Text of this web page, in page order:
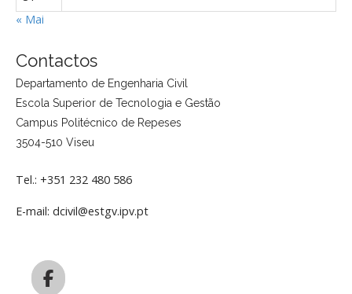
« Mai
Contactos
Departamento de Engenharia Civil
Escola Superior de Tecnologia e Gestão
Campus Politécnico de Repeses
3504-510 Viseu
Tel.: +351 232 480 586
E-mail: dcivil@estgv.ipv.pt